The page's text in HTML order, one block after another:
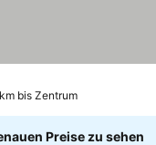
bis Zentrum
Preise zu sehen